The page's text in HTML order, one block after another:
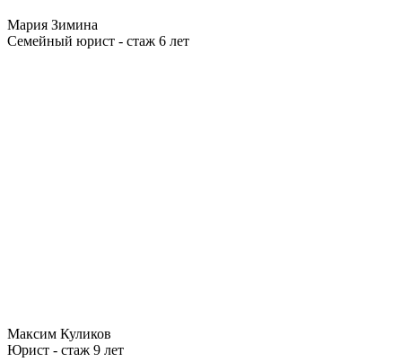
Мария Зимина
Семейный юрист - стаж 6 лет
Максим Куликов
Юрист - стаж 9 лет